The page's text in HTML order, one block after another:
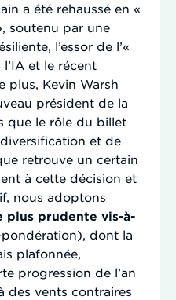
a été rehaussé en «
soutenu par une
l’essor de l’«
et le récent
plus, Kevin Warsh
président de la
que le rôle du billet
et de
retrouve un certain
à cette décision et
nous adoptons
plus prudente vis-à-
dont la
plafonnée,
progression de l’an
des vents contraires